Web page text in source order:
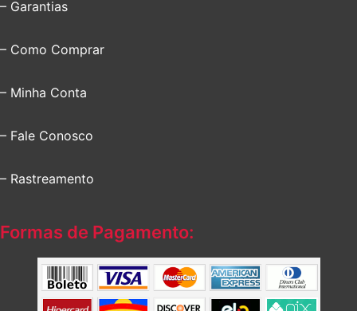
– Garantias
– Como Comprar
– Minha Conta
– Fale Conosco
– Rastreamento
Formas de Pagamento: